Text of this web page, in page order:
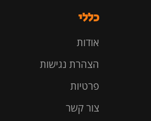
כללי
אודות
הצהרת נגישות
פרטיות
צור קשר